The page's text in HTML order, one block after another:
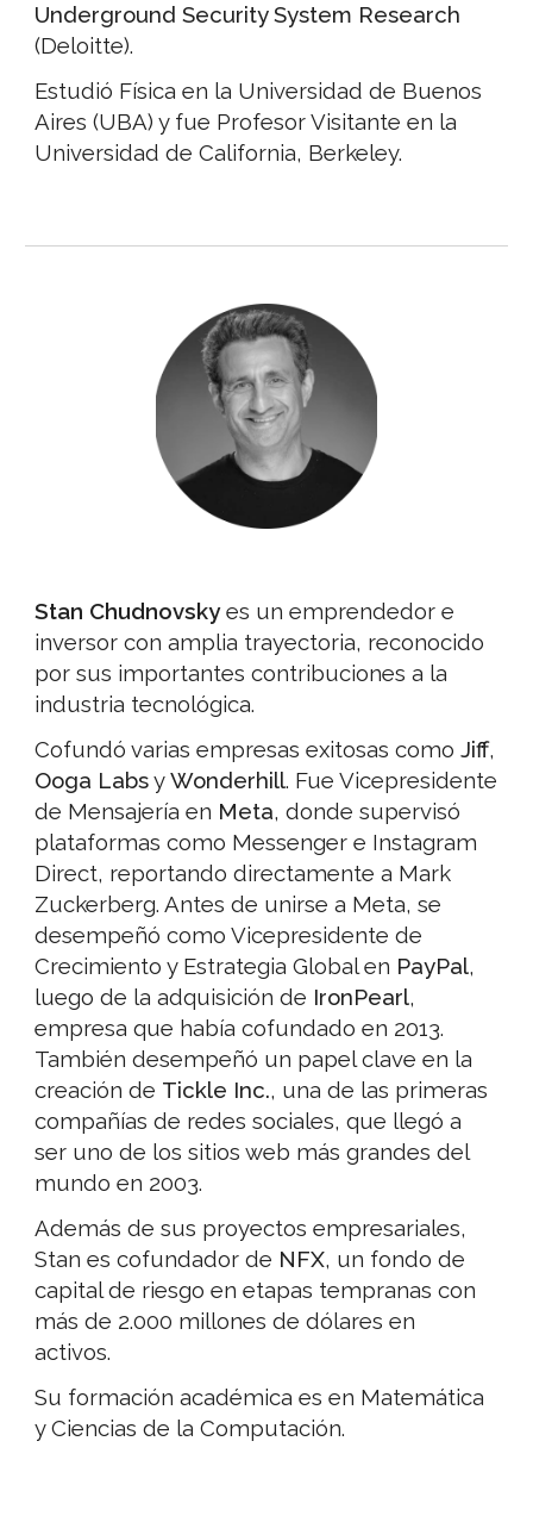
Underground Security System Research
(Deloitte).
Estudió Física en la Universidad de Buenos
Aires (UBA) y fue Profesor Visitante en la
Universidad de California, Berkeley.
Stan Chudnovskyes un emprendedor e
inversor con amplia trayectoria, reconocido
por sus importantes contribuciones a la
industria tecnológica.
Cofundó varias empresas exitosas comoJiff,
Ooga LabsyWonderhill. Fue Vicepresidente
de Mensajería en Meta, donde supervisó
plataformas como Messenger e Instagram
Direct, reportando directamente a Mark
Zuckerberg. Antes de unirse a Meta, se
desempeñó como Vicepresidente de
Crecimiento y Estrategia Global en PayPal,
luego de la adquisición de IronPearl,
empresa que había cofundado en 2013.
También desempeñó un papel clave en la
creación de Tickle Inc., una de las primeras
compañías de redes sociales, que llegó a
ser uno de los sitios web más grandes del
mundo en 2003.
Además de sus proyectos empresariales,
Stan es cofundador de NFX, un fondo de
capital de riesgo en etapas tempranas con
más de 2.000 millones de dólares en
activos.
Su formación académica es en Matemática
y Ciencias de la Computación.